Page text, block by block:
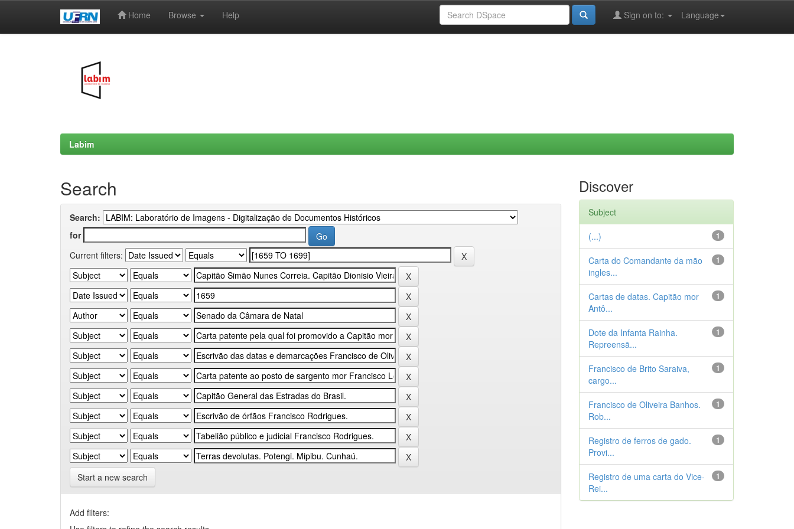
Home Browse Help Language
Sign on to:
Labim
Search
Search:
for
Current filters:
Start a new search
Add filters:
Discover
Subject
1
(...)
1
Carta do Comandante da mão
ingles...
1
Cartas de datas. Capitão mor
Antô...
1
Dote da Infanta Rainha.
Repreensã...
1
Francisco de Brito Saraiva,
cargo...
1
Francisco de Oliveira Banhos.
Rob...
1
Registro de ferros de gado.
Provi...
1
Registro de uma carta do Vice-
Rei...